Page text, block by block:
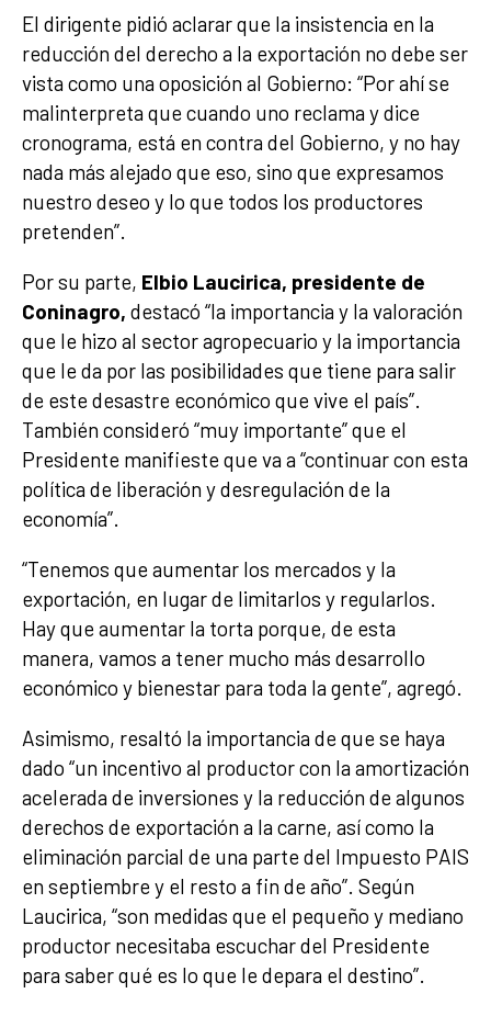
El dirigente pidió aclarar que la insistencia en la
reducción del derecho a la exportación no debe ser
vista como una oposición al Gobierno: “Por ahí se
malinterpreta que cuando uno reclama y dice
cronograma, está en contra del Gobierno, y no hay
nada más alejado que eso, sino que expresamos
nuestro deseo y lo que todos los productores
pretenden”.
Por su parte, Elbio Laucirica, presidente de
Coninagro, destacó “la importancia y la valoración
que le hizo al sector agropecuario y la importancia
que le da por las posibilidades que tiene para salir
de este desastre económico que vive el país”.
También consideró “muy importante” que el
Presidente manifieste que va a “continuar con esta
política de liberación y desregulación de la
economía”.
“Tenemos que aumentar los mercados y la
exportación, en lugar de limitarlos y regularlos.
Hay que aumentar la torta porque, de esta
manera, vamos a tener mucho más desarrollo
económico y bienestar para toda la gente”, agregó.
Asimismo, resaltó la importancia de que se haya
dado “un incentivo al productor con la amortización
acelerada de inversiones y la reducción de algunos
derechos de exportación a la carne, así como la
eliminación parcial de una parte del Impuesto PAIS
en septiembre y el resto a fin de año”. Según
Laucirica, “son medidas que el pequeño y mediano
productor necesitaba escuchar del Presidente
para saber qué es lo que le depara el destino”.